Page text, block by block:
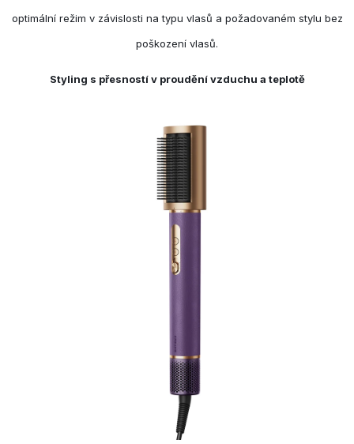
optimální režim v závislosti na typu vlasů a požadovaném stylu bez
poškození vlasů.
Styling s přesností v proudění vzduchu a teplotě